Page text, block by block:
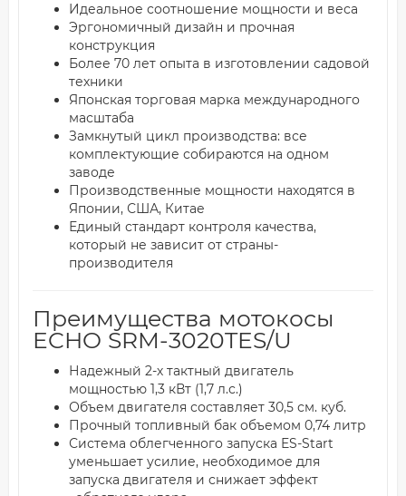
Идеальное соотношение мощности и веса
Эргономичный дизайн и прочная
конструкция
Более 70 лет опыта в изготовлении садовой
техники
Японская торговая марка международного
масштаба
Замкнутый цикл производства: все
комплектующие собираются на одном
заводе
Производственные мощности находятся в
Японии, США, Китае
Единый стандарт контроля качества,
который не зависит от страны-
производителя
Преимущества мотокосы
ECHO SRM-3020TES/U
Надежный 2-х тактный двигатель
мощностью 1,3 кВт (1,7 л.с.)
Объем двигателя составляет 30,5 см. куб.
Прочный топливный бак объемом 0,74 литр
Система облегченного запуска ES-Start
уменьшает усилие, необходимое для
запуска двигателя и снижает эффект